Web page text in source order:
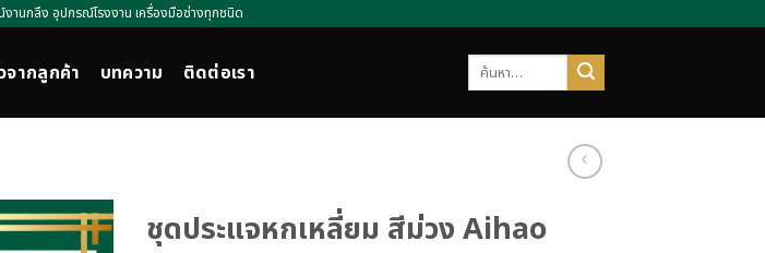
งานกลึง อุปกรณ์โรงงาน เครื่องมือช่างทุกชนิด
จากลูกค้า บทความ ติดต่อเรา ค้นหา:
ชุดประแจหกเหลี่ยม สีม่วง Aihao